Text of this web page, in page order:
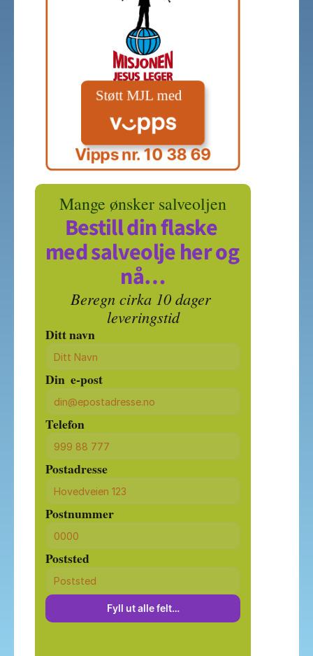
Vipps nr. 10 38 69
Mange ønsker salveoljen
Bestill din flaske
med salveolje her og
nå…
Beregn cirka 10 dager
leveringstid
Ditt navn
Din  e-post
Telefon
Postadresse
Postnummer
Poststed
Fyll ut alle felt…